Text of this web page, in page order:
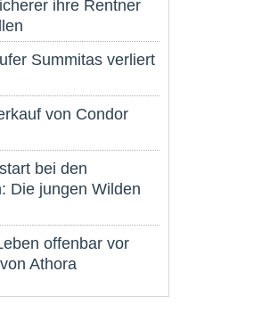
ihre Rentner
Summitas verliert
von Condor
bei den
Die jungen Wilden
offenbar vor
Athora